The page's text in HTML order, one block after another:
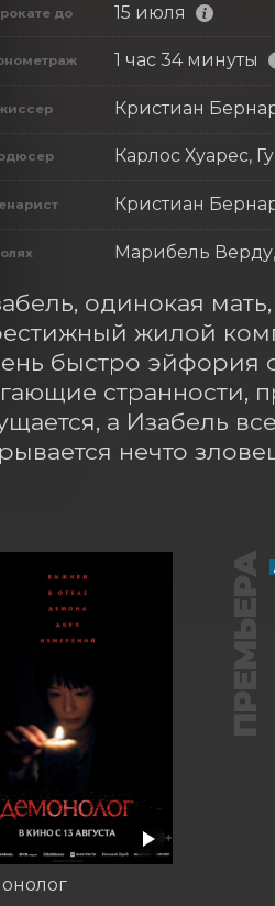
до 15 июля
1 час 34 минуты
Кристиан
Карлос Хуарес,
Кристиан
Марибель
одинокая
жилой
быстро эйфория
странности,
а Изабель
нечто
ПРЕМЬЕРА